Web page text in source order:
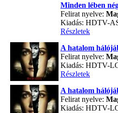
Minden lében
Felirat nyelve:
Kiadás: HDTV-
Részletek
A hatalom
Felirat nyelve:
Kiadás: HDTV-
Részletek
A hatalom
Felirat nyelve:
Kiadás: HDTV-